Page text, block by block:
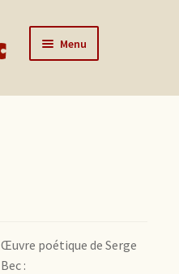
Menu
Œuvre poétique de Serge
Bec :